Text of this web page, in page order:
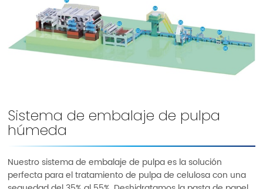
Sistema de embalaje de pulpa
húmeda
Nuestro sistema de embalaje de pulpa es la solución
perfecta para el tratamiento de pulpa de celulosa con una